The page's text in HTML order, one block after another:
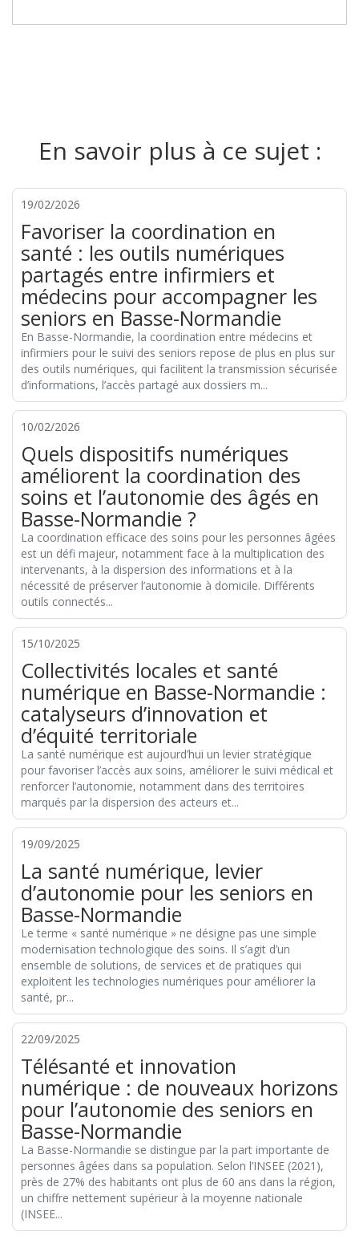
En savoir plus à ce sujet :
19/02/2026
Favoriser la coordination en
santé : les outils numériques
partagés entre infirmiers et
médecins pour accompagner les
seniors en Basse-Normandie
En Basse-Normandie, la coordination entre médecins et
infirmiers pour le suivi des seniors repose de plus en plus sur
des outils numériques, qui facilitent la transmission sécurisée
d’informations, l’accès partagé aux dossiers m...
10/02/2026
Quels dispositifs numériques
améliorent la coordination des
soins et l’autonomie des âgés en
Basse-Normandie ?
La coordination efficace des soins pour les personnes âgées
est un défi majeur, notamment face à la multiplication des
intervenants, à la dispersion des informations et à la
nécessité de préserver l’autonomie à domicile. Différents
outils connectés...
15/10/2025
Collectivités locales et santé
numérique en Basse-Normandie :
catalyseurs d’innovation et
d’équité territoriale
La santé numérique est aujourd’hui un levier stratégique
pour favoriser l’accès aux soins, améliorer le suivi médical et
renforcer l’autonomie, notamment dans des territoires
marqués par la dispersion des acteurs et...
19/09/2025
La santé numérique, levier
d’autonomie pour les seniors en
Basse-Normandie
Le terme « santé numérique » ne désigne pas une simple
modernisation technologique des soins. Il s’agit d’un
ensemble de solutions, de services et de pratiques qui
exploitent les technologies numériques pour améliorer la
santé, pr...
22/09/2025
Télésanté et innovation
numérique : de nouveaux horizons
pour l’autonomie des seniors en
Basse-Normandie
La Basse-Normandie se distingue par la part importante de
personnes âgées dans sa population. Selon l’INSEE (2021),
près de 27% des habitants ont plus de 60 ans dans la région,
un chiffre nettement supérieur à la moyenne nationale
(INSEE...